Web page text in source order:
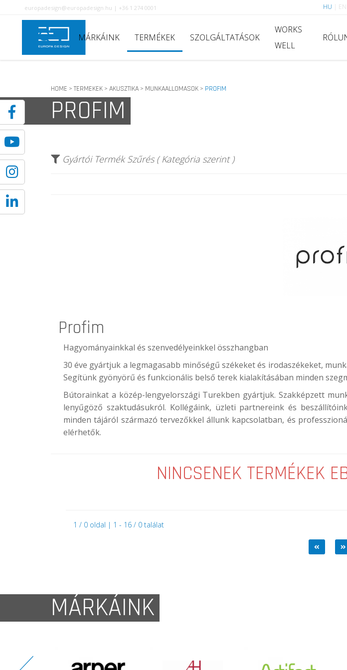
europadesign@europadesign.hu | +36 1 274 0001 HU EN
MÁRKÁINK TERMÉKEK SZOLGÁLTATÁSOK
WORKS
WELL
HOME > TERMEKEK > AKUSZTIKA > MUNKAALLOMASOK > PROFIM
PROFIM
Gyártói Termék Szűrés ( Kategória szerint )
Profim
Hagyományainkkal és szenvedélyeinkkel összhangban
30 éve gyártjuk a legmagasabb minőségű székeket és irodaszékeket,
Segítünk gyönyörű és funkcionális belső terek kialakításában minden
Bútorainkat a közép-lengyelországi Turekben gyártjuk. Szakképzett
lenyűgöző szaktudásukról. Kollégáink, üzleti partnereink és
minden tájáról származó tervezőkkel állunk kapcsolatban, és
elérhetők.
NINCSENEK TERMÉKEK
1 / 0 oldal | 1 - 16 / 0 találat
MÁRKÁINK